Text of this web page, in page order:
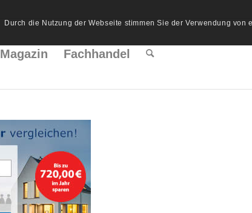
Magazin Fachhandel
Durch die Nutzung der Webseite stimmen Sie der Verwendung